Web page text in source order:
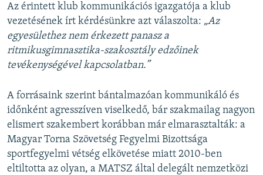
Az érintett klub kommunikációs igazgatója a klub
vezetésének írt kérdésünkre azt válaszolta: „Az
egyesülethez nem érkezett panasz a
ritmikusgimnasztika-szakosztály edzőinek
tevékenységével kapcsolatban.”
A forrásaink szerint bántalmazóan kommunikáló és
időnként agresszíven viselkedő, bár szakmailag nagyon
elismert szakembert korábban már elmarasztalták: a
Magyar Torna Szövetség Fegyelmi Bizottsága
sportfegyelmi vétség elkövetése miatt 2010-ben
eltiltotta az olyan, a MATSZ által delegált nemzetközi